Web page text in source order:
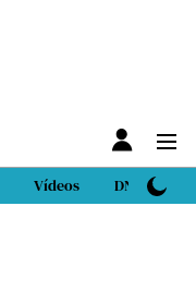
Vídeos DN Sport